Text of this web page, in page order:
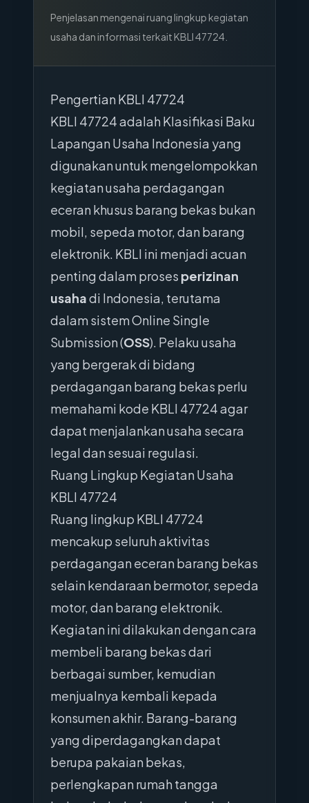
Penjelasan mengenai ruang lingkup kegiatan
usaha dan informasi terkait KBLI47724
Pengertian KBLI 47724
KBLI 47724 adalah Klasifikasi Baku
Lapangan Usaha Indonesia yang
digunakan untuk mengelompokkan
kegiatan usaha perdagangan
eceran khusus barang bekas bukan
mobil, sepeda motor, dan barang
elektronik. KBLI ini menjadi acuan
penting dalam proses perizinan
usahadi Indonesia, terutama
dalam sistem Online Single
Submission (OSS). Pelaku usaha
yang bergerak di bidang
perdagangan barang bekas perlu
memahami kode KBLI 47724 agar
dapat menjalankan usaha secara
legal dan sesuai regulasi.
Ruang Lingkup Kegiatan Usaha
KBLI 47724
Ruang lingkup KBLI 47724
mencakup seluruh aktivitas
perdagangan eceran barang bekas
selain kendaraan bermotor, sepeda
motor, dan barang elektronik.
Kegiatan ini dilakukan dengan cara
membeli barang bekas dari
berbagai sumber, kemudian
menjualnya kembali kepada
konsumen akhir. Barang-barang
yang diperdagangkan dapat
berupa pakaian bekas,
perlengkapan rumah tangga